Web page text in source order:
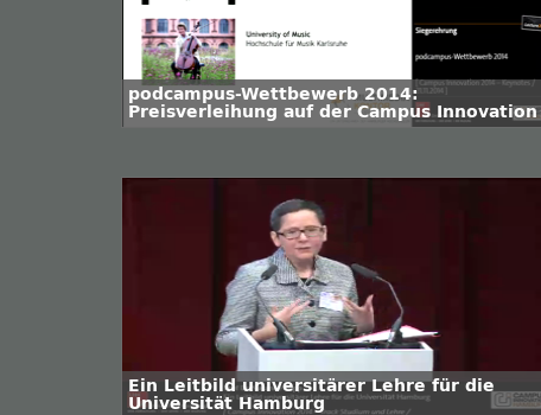
podcampus-Wettbewerb 2014:
Preisverleihung auf der Campus Innovation
Ein Leitbild universitärer Lehre für die
Universität Hamburg